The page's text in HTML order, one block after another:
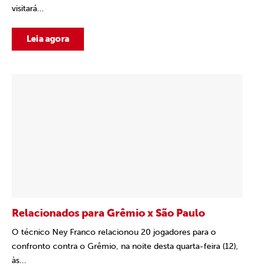
visitará...
Leia agora
Relacionados para Grêmio x São Paulo
O técnico Ney Franco relacionou 20 jogadores para o
confronto contra o Grêmio, na noite desta quarta-feira (12),
às...